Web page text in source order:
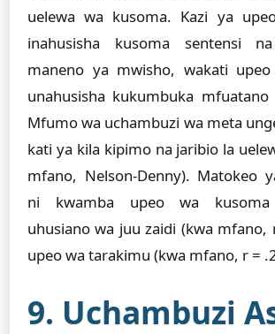
uelewa wa kusoma. Kazi ya
inahusisha kusoma sentensi
maneno ya mwisho, wakati
unahusisha kukumbuka
Mfumo wa uchambuzi wa meta
kati ya kila kipimo na jaribio la
mfano, Nelson-Denny). Matokeo
ni kwamba upeo wa kusoma
uhusiano wa juu zaidi (kwa mfano,
upeo wa tarakimu (kwa mfano, r =
9. Uchambuzi